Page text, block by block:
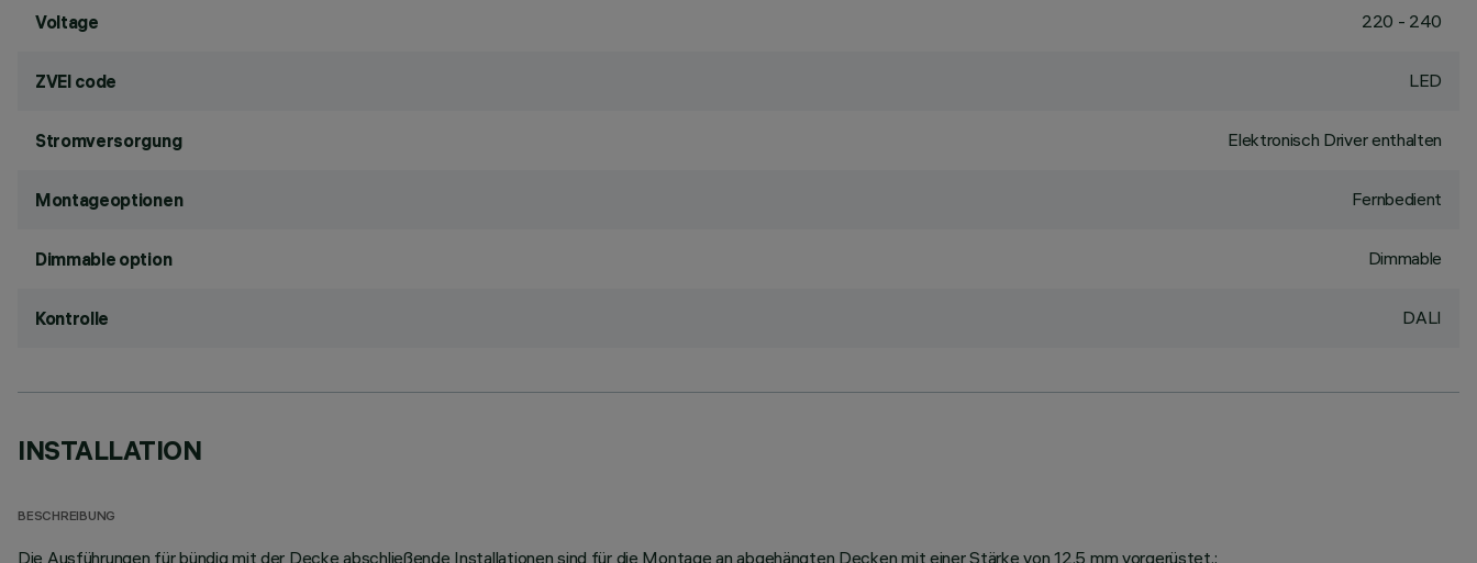
Voltage 220 - 240
ZVEI code LED
Stromversorgung Elektronisch Driver enthalten
Montageoptionen Fernbedient
Dimmable option Dimmable
Kontrolle DALI
INSTALLATION
BESCHREIBUNG
Die Ausführungen für bündig mit der Decke abschließende Installationen sind für die Montage an abgehängten Decken mit einer Stärke von 12.5 mm vorgerüstet.;